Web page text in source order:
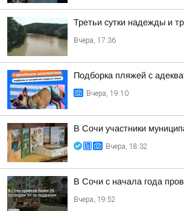
Третьи сутки надежды и
Вчера, 17:36
Подборка пляжей с
Вчера, 19:10
В Сочи участники
Вчера, 18:32
В Сочи с начала года
Вчера, 19:52